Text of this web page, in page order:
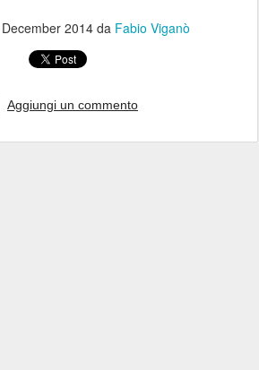
2014 da Fabio Viganò
Aggiungi un commento